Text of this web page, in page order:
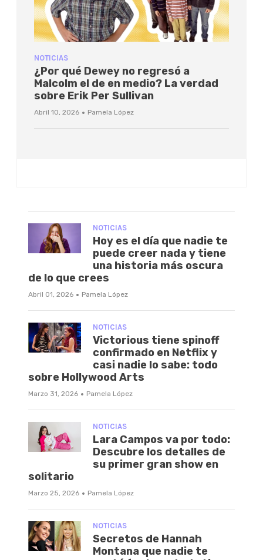
NOTICIAS
¿Por qué Dewey no regresó a
Malcolm el de en medio? La verdad
sobre Erik Per Sullivan
Abril 10, 2026 · Pamela López
NOTICIAS
Hoy es el día que nadie te
puede creer nada y tiene
una historia más oscura
de lo que crees
Abril 01, 2026 · Pamela López
NOTICIAS
Victorious tiene spinoff
confirmado en Netflix y
casi nadie lo sabe: todo
sobre Hollywood Arts
Marzo 31, 2026 · Pamela López
NOTICIAS
Lara Campos va por todo:
Descubre los detalles de
su primer gran show en
solitario
Marzo 25, 2026 · Pamela López
NOTICIAS
Secretos de Hannah
Montana que nadie te